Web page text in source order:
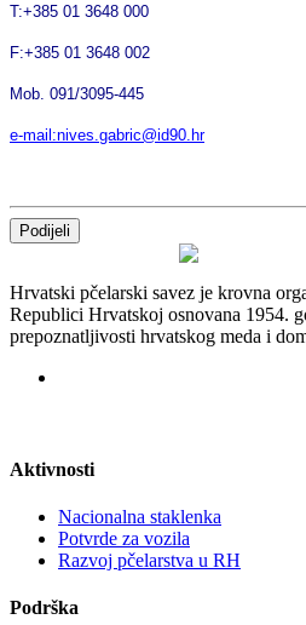
T:+385 01 3648 000
F:+385 01 3648 002
Mob. 091/3095-445
e-mail:nives.gabric@id90.hr
Podijeli
Hrvatski pčelarski savez je krovna
Republici Hrvatskoj osnovana 1954.
prepoznatljivosti hrvatskog meda i
Aktivnosti
Nacionalna staklenka
Potvrde za vozila
Razvoj pčelarstva u RH
Podrška